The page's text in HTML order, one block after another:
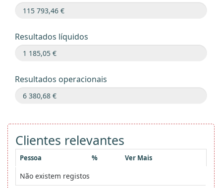
Resultados líquidos
Resultados operacionais
Clientes relevantes
Pessoa % Ver Mais
Não existem registos